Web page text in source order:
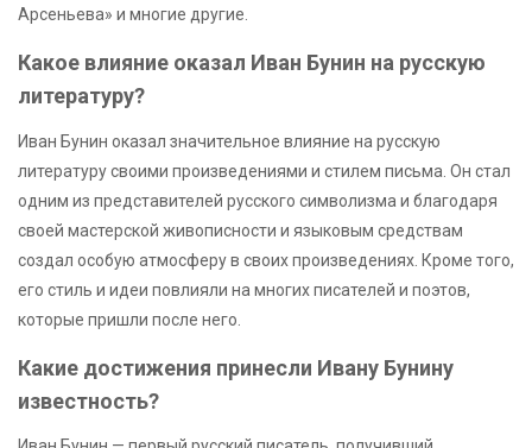
Арсеньева» и многие другие.
Какое влияние оказал Иван Бунин на русскую
литературу?
Иван Бунин оказал значительное влияние на русскую
литературу своими произведениями и стилем письма. Он стал
одним из представителей русского символизма и благодаря
своей мастерской живописности и языковым средствам
создал особую атмосферу в своих произведениях. Кроме того,
его стиль и идеи повлияли на многих писателей и поэтов,
которые пришли после него.
Какие достижения принесли Ивану Бунину
известность?